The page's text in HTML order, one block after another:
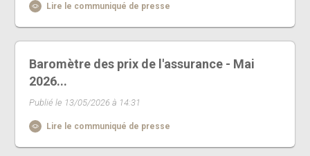
Lire le communiqué de presse
Baromètre des prix de l'assurance - Mai
2026...
Publié le 13/05/2026 à 14:31
Lire le communiqué de presse